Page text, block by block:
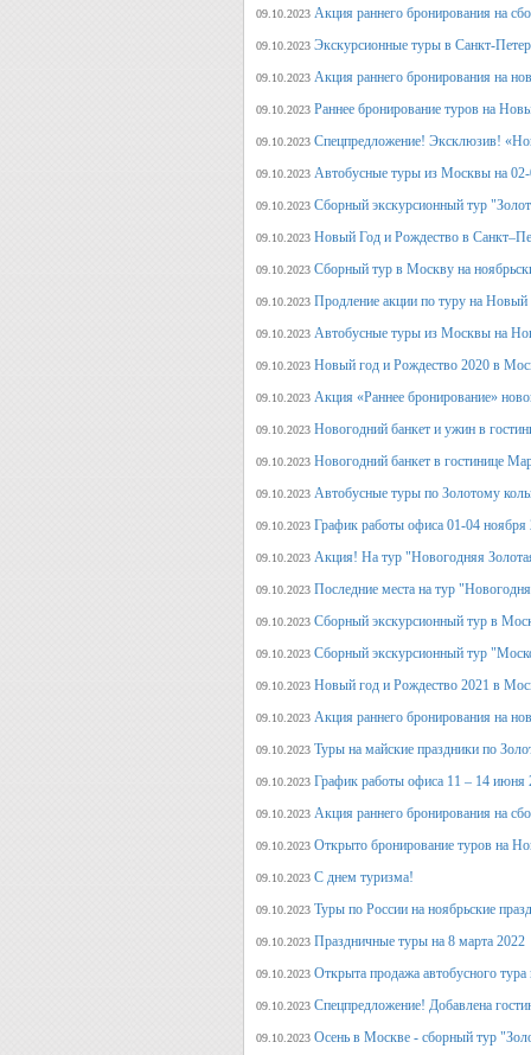
09.10.2023 Акция раннего бронирования на
09.10.2023 Экскурсионные туры в Санкт-
09.10.2023 Акция раннего бронирования на
09.10.2023 Раннее бронирование туров на
09.10.2023 Спецпредложение! Эксклюзив!
09.10.2023 Автобусные туры из Москвы на
09.10.2023 Сборный экскурсионный тур
09.10.2023 Новый Год и Рождество в
09.10.2023 Сборный тур в Москву на
09.10.2023 Продление акции по туру на
09.10.2023 Автобусные туры из Москвы на
09.10.2023 Новый год и Рождество 2020 в
09.10.2023 Акция «Раннее бронирование»
09.10.2023 Новогодний банкет и ужин в
09.10.2023 Новогодний банкет в гостинице
09.10.2023 Автобусные туры по Золотому
09.10.2023 График работы офиса 01-04 ноября
09.10.2023 Акция! На тур "Новогодняя
09.10.2023 Последние места на тур
09.10.2023 Сборный экскурсионный тур в
09.10.2023 Сборный экскурсионный тур
09.10.2023 Новый год и Рождество 2021 в
09.10.2023 Акция раннего бронирования на
09.10.2023 Туры на майские праздники по
09.10.2023 График работы офиса 11 – 14 июня
09.10.2023 Акция раннего бронирования на
09.10.2023 Открыто бронирование туров на
09.10.2023 С днем туризма!
09.10.2023 Туры по России на ноябрьские
09.10.2023 Праздничные туры на 8 марта 2022
09.10.2023 Открыта продажа автобусного
09.10.2023 Спецпредложение! Добавлена
09.10.2023 Осень в Москве - сборный тур